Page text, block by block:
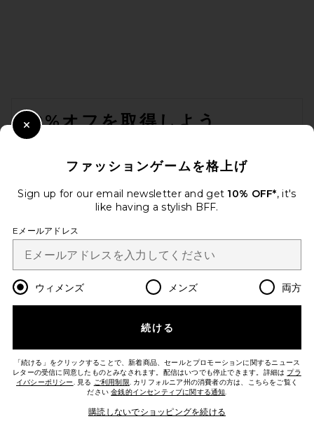
10%オフを取得しよう
も配信停止できます。
プライバシーポリシー
Change Country Regions
ja USD
改善にご協力ください！
カスタマーサービス
ファッションゲームを格上げ
Sign up for our email newsletter and get 10% OFF*, it's
like having a stylish BFF.
Eメールアドレス
ウィメンズ メンズ 両方
続ける
「続ける」をクリックすることで、新着商品、セールとプロモーションに関するニュース
レターの受信に同意したものとみなされます。配信はいつでも停止できます。詳細は プラ
イバシーポリシー. 見る ご利用制限. カリフォルニア州の消費者の方は、こちらをご覧く
ださい金銭的インセンティブに関する通知.
購読しないでショッピングを続ける
Close Modal